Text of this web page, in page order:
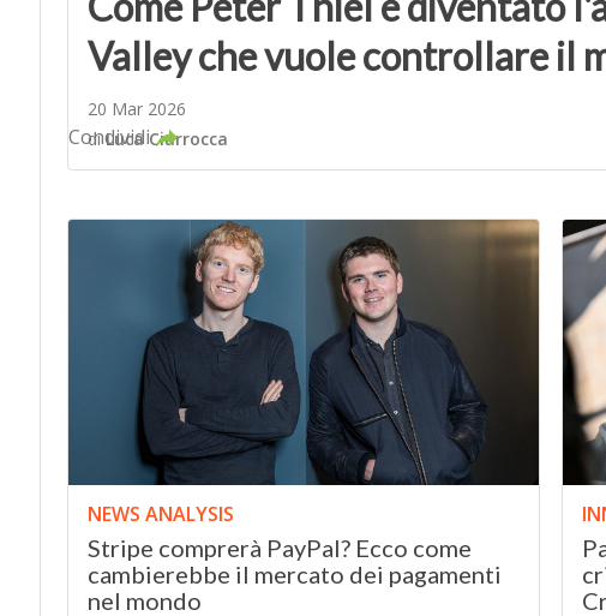
Valley che vuole controllare il
20 Mar 2026
diLuca Ciarrocca
Condividi
NEWS ANALYSIS
Stripe comprerà PayPal? Ecco come
cambierebbe il mercato dei pagamenti
nel mondo